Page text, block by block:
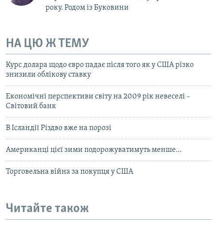
року. Родом із Буковини
НА ЦЮ Ж ТЕМУ
Курс долара щодо євро падає після того як у США різко
знизили облікову ставку
Економічні перспективи світу на 2009 рік невеселі –
Світовий банк
В Ісландії Різдво вже на порозі
Американці цієї зими подорожуватимуть менше...
Торговельна війна за покупця у США
Читайте також